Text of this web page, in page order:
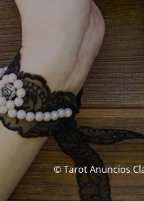
© Tarot Anuncios